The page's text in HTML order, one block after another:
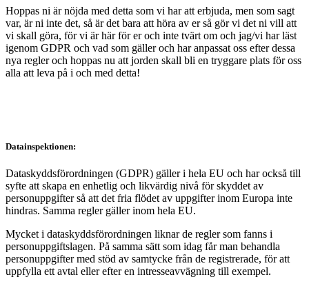
Hoppas ni är nöjda med detta som vi har att erbjuda, men som sagt
var, är ni inte det, så är det bara att höra av er så gör vi det ni vill att
vi skall göra, för vi är här för er och inte tvärt om och jag/vi har läst
igenom GDPR och vad som gäller och har anpassat oss efter dessa
nya regler och hoppas nu att jorden skall bli en tryggare plats för oss
alla att leva på i och med detta!
Datainspektionen:
Dataskyddsförordningen (GDPR) gäller i hela EU och har också till
syfte att skapa en enhetlig och likvärdig nivå för skyddet av
personuppgifter så att det fria flödet av uppgifter inom Europa inte
hindras. Samma regler gäller inom hela EU.
Mycket i dataskyddsförordningen liknar de regler som fanns i
personuppgiftslagen. På samma sätt som idag får man behandla
personuppgifter med stöd av samtycke från de registrerade, för att
uppfylla ett avtal eller efter en intresseavvägning till exempel.